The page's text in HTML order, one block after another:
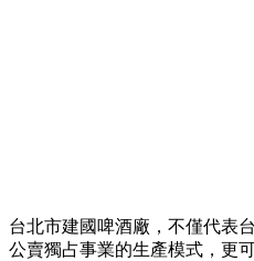
台北市建國啤酒廠，不僅代表
公賣獨占事業的生產模式，更